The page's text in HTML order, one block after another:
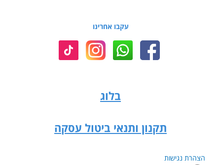
עקבו אחרינו
בלוג
תקנון ותנאי ביטול עסקה
הצהרת נגישות